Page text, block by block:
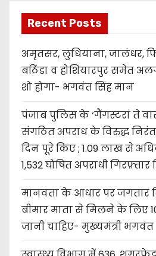
Recent Posts
अमृतसर, लुधियाना, जालंधर,
बठिंडा व होशियारपुर समेत
शो होगा- भगवंत सिंह मान
पंजाब पुलिस के ‘गैंगस्टरां ते
संगठित अपराध के विरुद्ध
दिन पूरे किए ; 1.09 लाख से
1,532 घोषित अपराधी गिरफ़्तार
मानवता के आधार पर जगतार
बीमार माता से मिलने के लिए
जानी चाहिए- मुख्यमंत्री